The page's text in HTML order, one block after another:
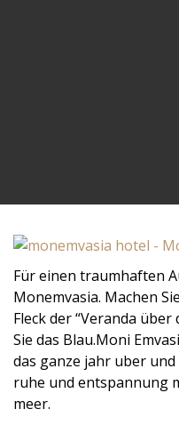
Für einen traumhaften
Monemvasia. Machen
Fleck der “Veranda
Sie das Blau.Moni
das ganze jahr uber
ruhe und entspannung
meer.